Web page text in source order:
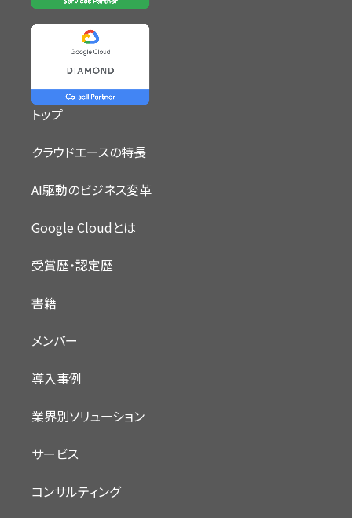
トップ
クラウドエースの特長
AI駆動のビジネス変革
Google Cloudとは
受賞歴・認定歴
書籍
メンバー
導入事例
業界別ソリューション
サービス
コンサルティング